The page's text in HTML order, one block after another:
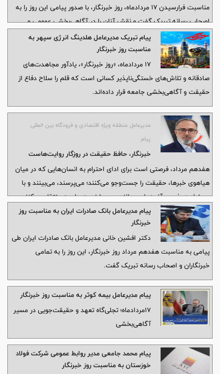
مناسبت فرارسیدن ۱۷ مردادماه، روز خبرنگار، با صدور پیامی این روز را به
اصحاب رسانه تبریک گفت و نقش آنان را در آگاهی‌بخشی عمومی و
انعکاس دستاوردهای ملی حائز اهمیت دانست.
پیام تبریک مدیرعامل هلدینگ انرژی سپهر به
مناسبت روز خبرنگار
۱۷ مردادماه، «روز خبرنگار»، یادآور مجاهدت‌های
صادقانه و تلاش‌های خستگی‌ناپذیر کسانی است که قلم را سلاح دفاع از
حقیقت و آگاهی‌بخشی جامعه قرار داده‌اند.
مدیرعامل منطقه ویژه اقتصادی و فرودگاه بین المللی
پیام
خبرنگار، حافظ حقیقت در روزگار روایت‌هاست
هفدهم مرداد، فرصتی است برای ادای احترام به انسان‌هایی که در میان
هیاهوی خبرها، حقیقت را جست‌وجو می‌کنند؛ می‌پرسند، می‌بینند و با
مسئولیت‌پذیری، آنچه را می‌دانند و می‌یابند به جامعه منتقل می‌کنند.
پیام مدیرعامل بانک صادرات ایران به مناسبت روز
خبرنگار
دکتر افشین خانی مدیر‌عامل بانک صادرات ایران طی
پیامی به مناسبت هفدهم مرداد روز خبرنگار، این روز را به تمامی
خبرنگاران و اصحاب رسانه تبریک گفت.
پیام مدیرعامل بیمه کوثر به مناسبت روز خبرنگار
17مردادماه‌؛ تجلی‌گاه تعهد و حقیقت‌جویی در مسیر
آگاهی‌بخشی
پیام محمد جامعی مدیر روابط عمومی شرکت فولاد
خوزستان به مناسبت روز خبرنگار